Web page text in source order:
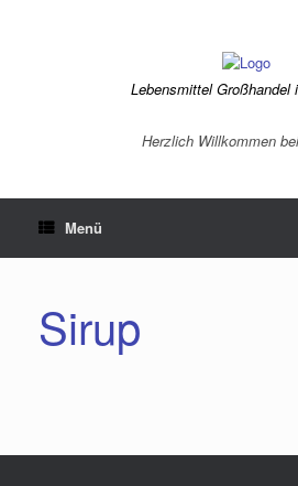
Lebensmittel Großhandel
Herzlich Willkommen
Menü
Sirup